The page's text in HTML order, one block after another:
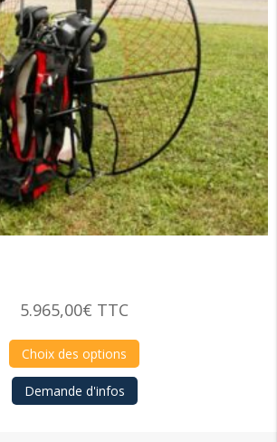
5.965,00€ TTC
Choix des options
Demande d'infos